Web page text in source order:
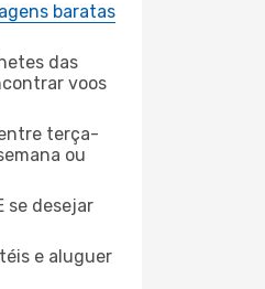
baratas
das
voos
terça-
ou
se desejar
e aluguer